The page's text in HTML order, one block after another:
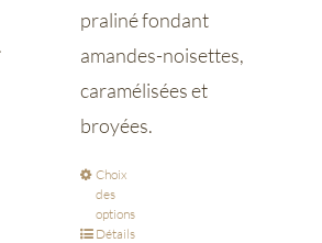
praliné fondant
amandes-noisettes,
caramélisées et
broyées.
Choix
des
options
Détails